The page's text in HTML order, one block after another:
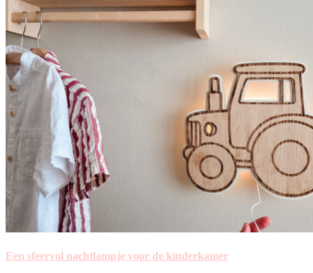
Een sfeervol nachtlampje voor de kinderkamer